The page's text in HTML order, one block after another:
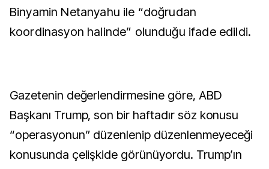
Binyamin Netanyahu ile “doğrudan
koordinasyon halinde” olunduğu ifade edildi.
Gazetenin değerlendirmesine göre, ABD
Başkanı Trump, son bir haftadır söz konusu
“operasyonun” düzenlenip düzenlenmeyeceği
konusunda çelişkide görünüyordu. Trump’ın